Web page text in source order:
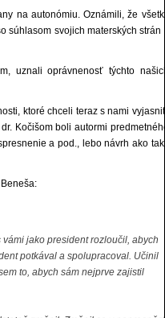
na autonómiu. Oznámili, že všetky
svojich materských strán v
uznali oprávnenosť týchto našich
ktoré chceli teraz s nami vyjasniť.
Kočišom boli autormi predmetného
a pod., lebo návrh ako taký
jako president rozloučil, abych
potkával a spolupracoval. Učinil
to, abych sám nejprve zajistil